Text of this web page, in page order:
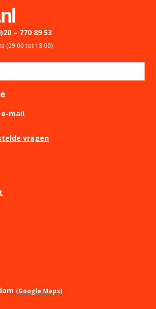
– 770 89 53
(09.00 tot 18.00)
e-mail
vragen
(Google Maps)